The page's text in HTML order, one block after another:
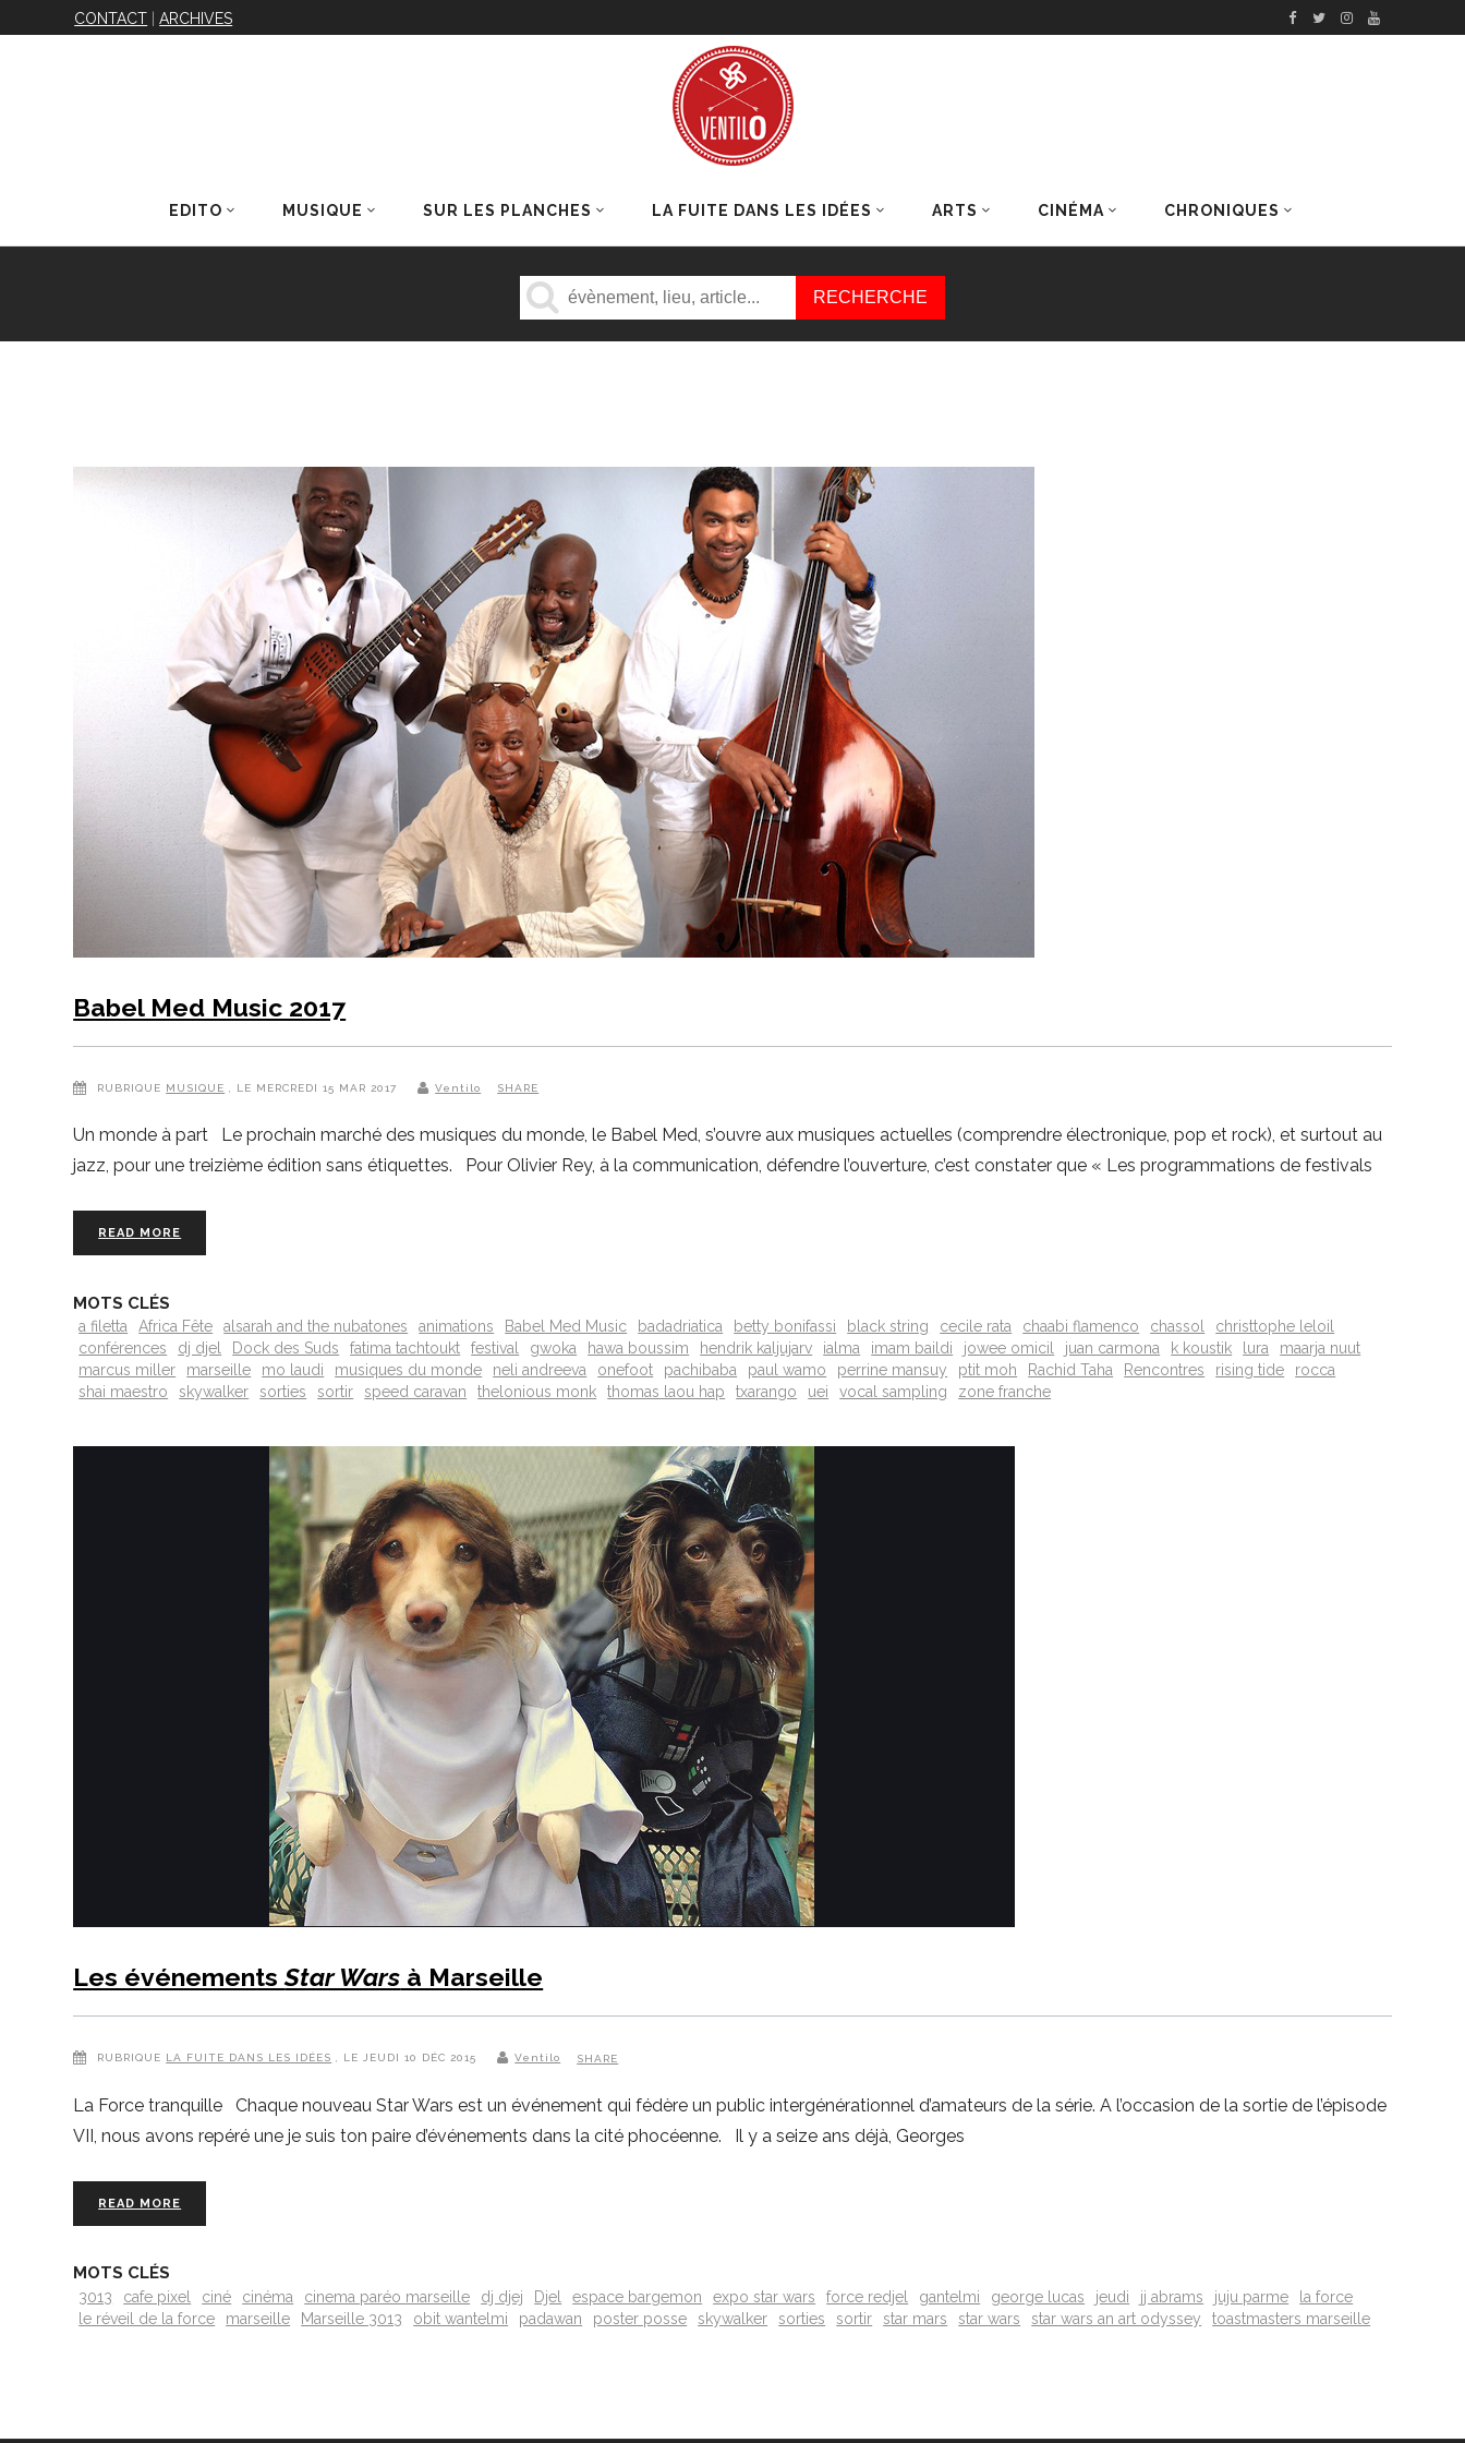
CONTACT |ARCHIVES
EDITO MUSIQUE SUR LES PLANCHES LA FUITE DANS LES IDÉES ARTS CINÉMA CHRONIQUES
DERNIERS ARTICLES
Babel Med Music 2017
RUBRIQUE MUSIQUE , LE MERCREDI 15 MAR 2017 Ventilo SHARE
Un monde à part Le prochain marché des musiques du monde, le Babel Med, s’ouvre aux musiques actuelles (comprendre électronique, pop et rock), et surtout au
jazz, pour une treizième édition sans étiquettes. Pour Olivier Rey, à la communication, défendre l’ouverture, c’est constater que « Les programmations de festivals
READ MORE
MOTS CLÉS
a filetta Africa Fête alsarah and the nubatones animations Babel Med Music badadriatica betty bonifassi black string cecile rata chaabi flamenco chassol
christtophe leloil
conférences
dj djel Dock des Suds fatima tachtoukt festival gwoka hawa boussim hendrik kaljujarv ialma imam baildi jowee omicil juan carmona k koustik lura
maarja nuut
marcus miller
marseille mo laudi musiques du monde neli andreeva onefoot pachibaba paul wamo perrine mansuy ptit moh Rachid Taha Rencontres rising tide
rocca
shai maestro
skywalker sorties sortir speed caravan thelonious monk thomas laou hap txarango uei vocal sampling zone franche
Les événementsStar Wars à Marseille
RUBRIQUE LA FUITE DANS LES IDÉES , LE JEUDI 10 DÉC 2015 Ventilo SHARE
La Force tranquille Chaque nouveau Star Wars est un événement qui fédère un public intergénérationnel d’amateurs de la série. A l’occasion de la sortie de l’épisode
VII, nous avons repéré une je suis ton paire d’événements dans la cité phocéenne. Il y a seize ans déjà, Georges
READ MORE
MOTS CLÉS
3013 cafe pixel ciné cinéma cinema paréo marseille dj djej Djel espace bargemon expo star wars force redjel gantelmi george lucas jeudi jj abrams juju parme
la force
le réveil de la force
marseille Marseille 3013 obit wantelmi padawan poster posse skywalker sorties sortir star mars star wars star wars an art odyssey toastmasters marseille